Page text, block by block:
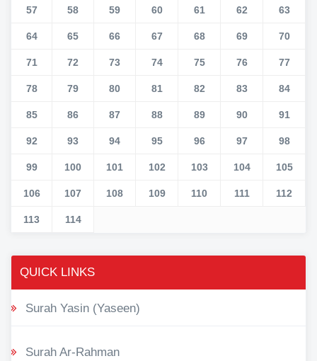
57 58 59 60 61 62 63
64 65 66 67 68 69 70
71 72 73 74 75 76 77
78 79 80 81 82 83 84
85 86 87 88 89 90 91
92 93 94 95 96 97 98
99 100 101 102 103 104 105
106 107 108 109 110 111 112
113 114
QUICK LINKS
Surah Yasin (Yaseen)
Surah Ar-Rahman